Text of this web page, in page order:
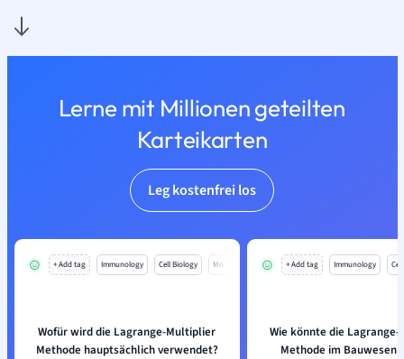
Lerne mit Millionen geteilten
Karteikarten
Leg kostenfrei los
+ Add tag Immunology Cell Biology Mo
Wofür wird die Lagrange-Multiplier
Methode hauptsächlich verwendet?
+ Add tag Immunology
Wie könnte die
Methode im Bauwesen